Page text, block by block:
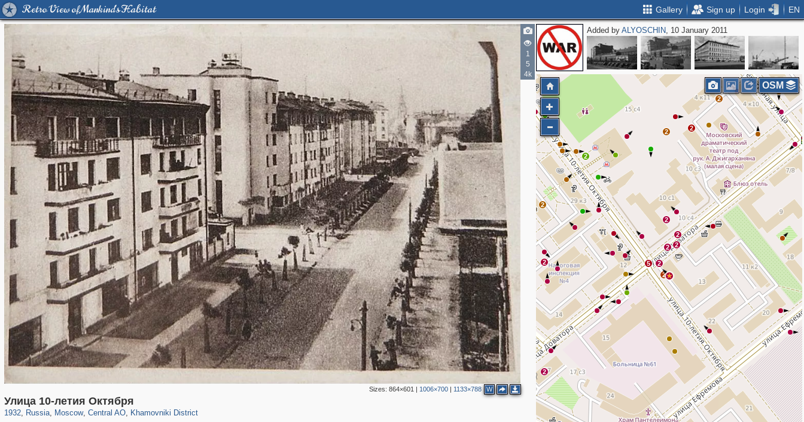
Retro View of Mankind's Habitat Gallery Sign up Login EN
1
5
4k
Sizes: 864×601 | 1006×700| 1133×788 W
Улица 10-летия Октября
1932, Russia
1,406,756 29,243
, Moscow
319,864 8,286
, Central AO
160,011 5,916
, Khamovniki District
19,394
Added byALYOSCHIN, 10 January 2011
6
2
2
2
2
2
2
2
5
2
2
2
2
2
2
4
2
4
2
OSM